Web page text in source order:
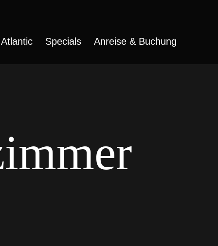
Atlantic Specials Anreise & Buchung